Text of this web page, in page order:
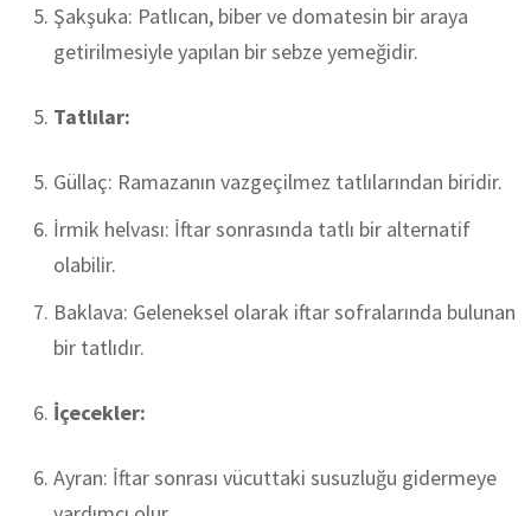
Şakşuka: Patlıcan, biber ve domatesin bir araya
getirilmesiyle yapılan bir sebze yemeğidir.
Tatlılar:
Güllaç: Ramazanın vazgeçilmez tatlılarından biridir.
İrmik helvası: İftar sonrasında tatlı bir alternatif
olabilir.
Baklava: Geleneksel olarak iftar sofralarında bulunan
bir tatlıdır.
İçecekler:
Ayran: İftar sonrası vücuttaki susuzluğu gidermeye